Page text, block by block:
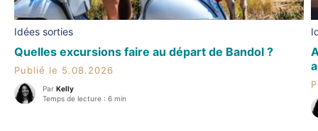
Idées sorties
Quelles excursions faire au départ de Bandol ?
Publié le 5.08.2026
Par Kelly
Temps de lecture : 6 min